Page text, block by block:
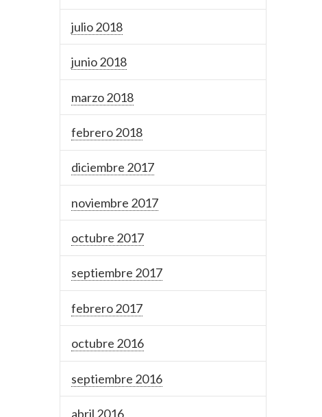
julio 2018
junio 2018
marzo 2018
febrero 2018
diciembre 2017
noviembre 2017
octubre 2017
septiembre 2017
febrero 2017
octubre 2016
septiembre 2016
abril 2016